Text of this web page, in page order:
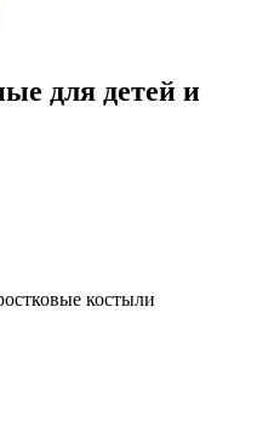
для детей и
костыли